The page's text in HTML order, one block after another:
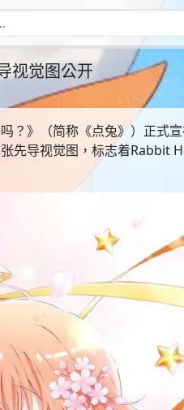
视觉图公开
？》（简称《点兔》）正式
先导视觉图，标志着Rabbit